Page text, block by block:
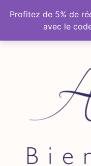
Profitez de 5% de
avec le